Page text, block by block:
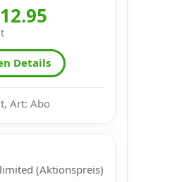
Details
Art: Abo
(Aktionspreis)